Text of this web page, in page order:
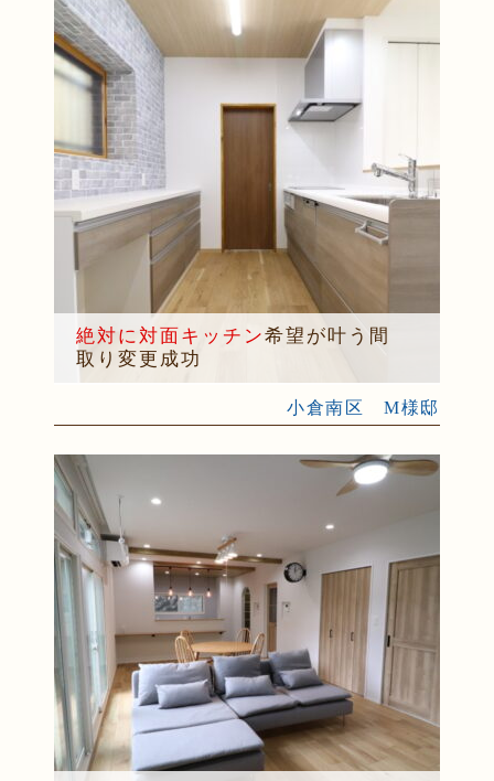
絶対に対面キッチン希望が叶う間
取り変更成功
小倉南区 M様邸